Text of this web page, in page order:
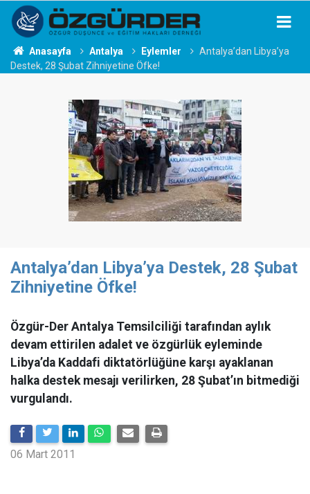
Anasayfa Antalya Eylemler
Antalya’dan Libya’ya
Destek, 28 Şubat Zihniyetine Öfke!
Antalya’dan Libya’ya Destek, 28 Şubat
Zihniyetine Öfke!
Özgür-Der Antalya Temsilciliği tarafından aylık
devam ettirilen adalet ve özgürlük eyleminde
Libya’da Kaddafi diktatörlüğüne karşı ayaklanan
halka destek mesajı verilirken, 28 Şubat’ın bitmediği
vurgulandı.
06 Mart 2011